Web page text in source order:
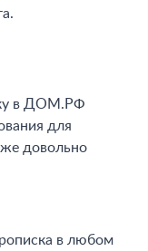
в ДОМ.РФ
в любом